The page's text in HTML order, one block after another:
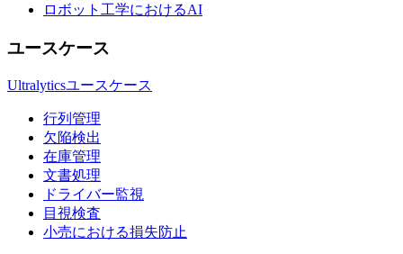
ロボット工学におけるAI
ユースケース
Ultralyticsユースケース
行列管理
欠陥検出
在庫管理
文書処理
ドライバー監視
目視検査
小売における損失防止